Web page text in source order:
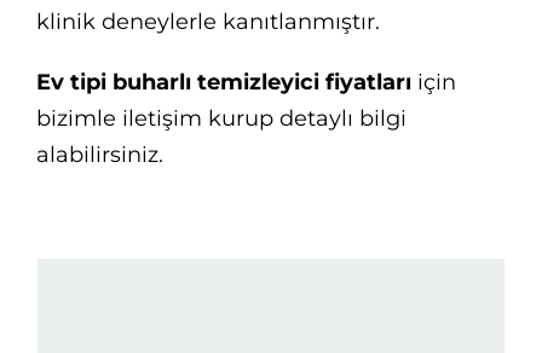
klinik deneylerle kanıtlanmıştır.
Ev tipi buharlı temizleyici fiyatları için
bizimle iletişim kurup detaylı bilgi
alabilirsiniz.